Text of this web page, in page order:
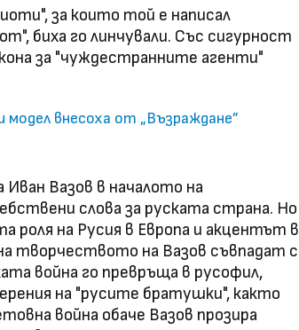
за които той е написал
биха го линчували. Със сигурност
за "чуждестранните агенти"
внесоха от „Възраждане”
Вазов в началото на
слова за руската страна. Ho
роля на Русия в Европа и акцентът в
творчеството на Вазов съвпадат с
война го превръща в русофил,
на "русите братушки", както
война обаче Вазов прозира